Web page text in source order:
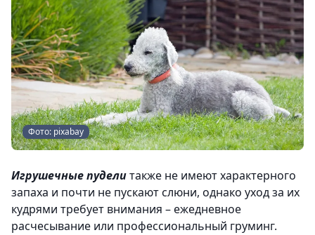
Фото: pixabay
Игрушечные пуделитакже не имеют характерного
запаха и почти не пускают слюни, однако уход за их
кудрями требует внимания – ежедневное
расчесывание или профессиональный груминг.